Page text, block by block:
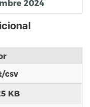
2024
csv
KB